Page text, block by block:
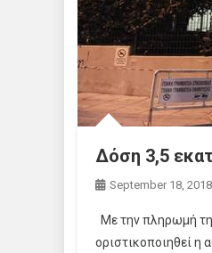
Δόση 3,5
September 18, 2018
Με την πληρωμή
οριστικοποιηθεί η